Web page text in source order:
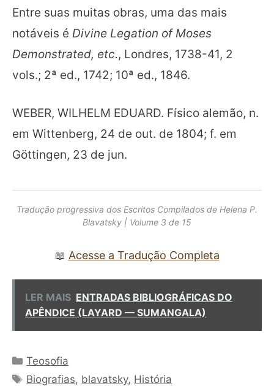
Entre suas muitas obras, uma das mais
notáveis é Divine Legation of Moses
Demonstrated, etc., Londres, 1738-41, 2
vols.; 2ª ed., 1742; 10ª ed., 1846.
WEBER, WILHELM EDUARD. Físico alemão, n.
em Wittenberg, 24 de out. de 1804; f. em
Göttingen, 23 de jun.
Tradução progressiva dos Escritos Compilados de Helena P.
Blavatsky | Volume 3 de 15
📖 Acesse a Tradução Completa
LER MAIS ENTRADAS BIBLIOGRÁFICAS DO
APÊNDICE (LAYARD — SUMANGALA)
Categorias
Teosofia
Tags
Biografias, blavatsky, História